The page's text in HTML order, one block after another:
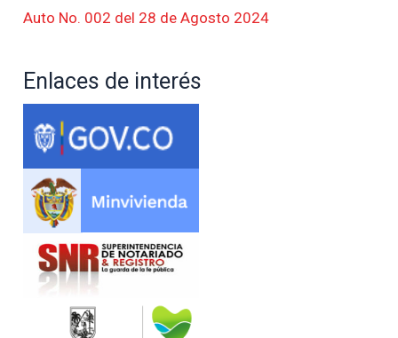
Auto No. 002 del 28 de Agosto 2024
Enlaces de interés